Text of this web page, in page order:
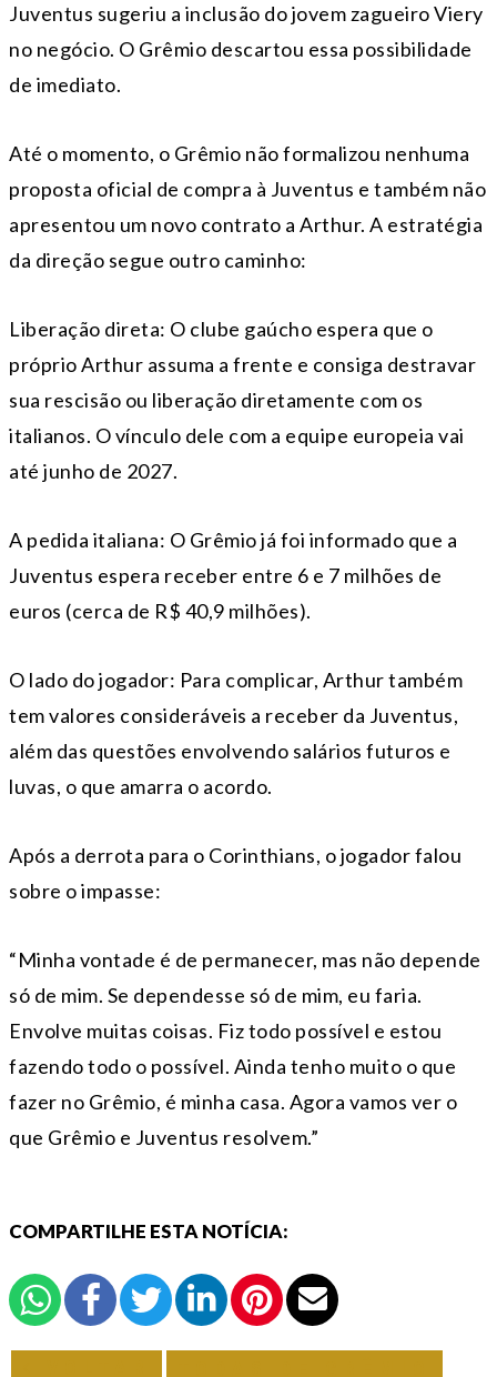
Juventus sugeriu a inclusão do jovem zagueiro Viery
no negócio. O Grêmio descartou essa possibilidade
de imediato.
Até o momento, o Grêmio não formalizou nenhuma
proposta oficial de compra à Juventus e também não
apresentou um novo contrato a Arthur. A estratégia
da direção segue outro caminho:
Liberação direta: O clube gaúcho espera que o
próprio Arthur assuma a frente e consiga destravar
sua rescisão ou liberação diretamente com os
italianos. O vínculo dele com a equipe europeia vai
até junho de 2027.
A pedida italiana: O Grêmio já foi informado que a
Juventus espera receber entre 6 e 7 milhões de
euros (cerca de R$ 40,9 milhões).
O lado do jogador: Para complicar, Arthur também
tem valores consideráveis a receber da Juventus,
além das questões envolvendo salários futuros e
luvas, o que amarra o acordo.
Após a derrota para o Corinthians, o jogador falou
sobre o impasse:
“Minha vontade é de permanecer, mas não depende
só de mim. Se dependesse só de mim, eu faria.
Envolve muitas coisas. Fiz todo possível e estou
fazendo todo o possível. Ainda tenho muito o que
fazer no Grêmio, é minha casa. Agora vamos ver o
que Grêmio e Juventus resolvem.”
COMPARTILHE ESTA NOTÍCIA: